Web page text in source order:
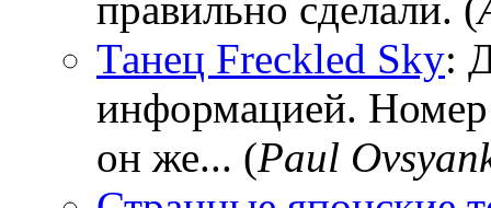
правильно сделали. (
Танец Freckled Sky:
информацией.
он же... (Paul